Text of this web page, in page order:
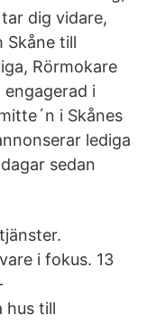
dig vidare,
Skåne till
Rörmokare
i
i Skånes
lediga
sedan
i fokus. 13
hus till